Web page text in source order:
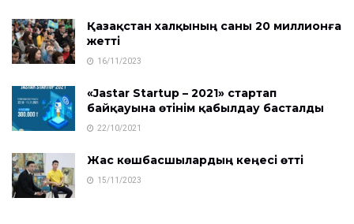
Қазақстан халқының саны 20 миллионға
жетті
16/11/2023
«Jastar Startup – 2021» стартап
байқауына өтінім қабылдау басталды
22/10/2021
Жас көшбасшылардың кеңесі өтті
15/11/2023